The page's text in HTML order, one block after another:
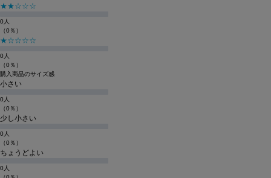
★★☆☆☆
0人
（0％）
★☆☆☆☆
0人
（0％）
購入商品のサイズ感
小さい
0人
（0％）
少し小さい
0人
（0％）
ちょうどよい
0人